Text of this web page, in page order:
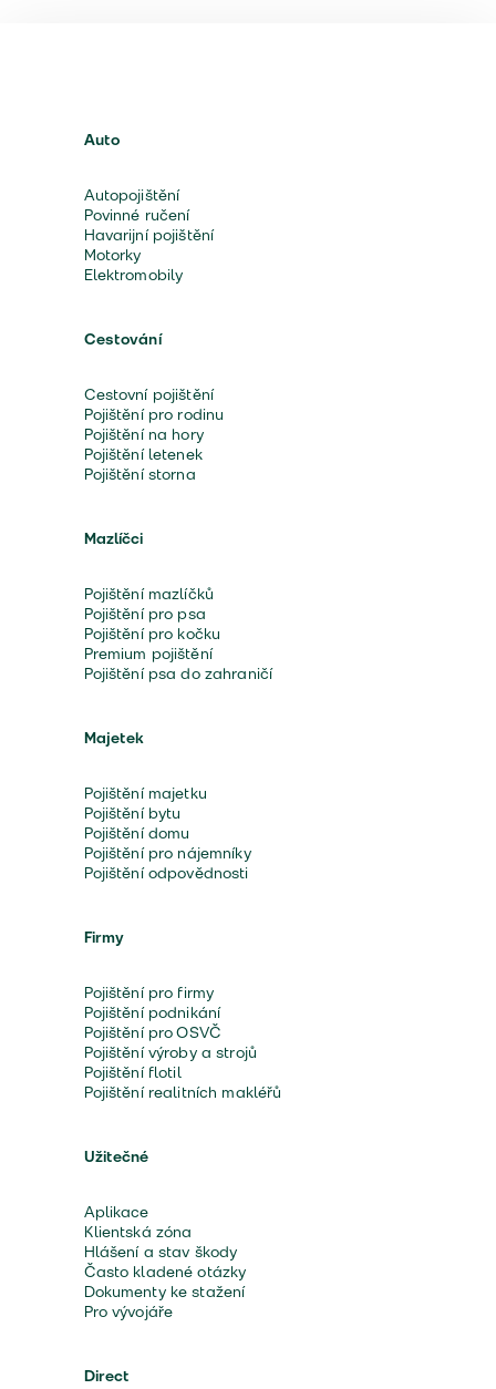
Auto
Autopojištění
Povinné ručení
Havarijní pojištění
Motorky
Elektromobily
Cestování
Cestovní pojištění
Pojištění pro rodinu
Pojištění na hory
Pojištění letenek
Pojištění storna
Mazlíčci
Pojištění mazlíčků
Pojištění pro psa
Pojištění pro kočku
Premium pojištění
Pojištění psa do zahraničí
Majetek
Pojištění majetku
Pojištění bytu
Pojištění domu
Pojištění pro nájemníky
Pojištění odpovědnosti
Firmy
Pojištění pro firmy
Pojištění podnikání
Pojištění pro OSVČ
Pojištění výroby a strojů
Pojištění flotil
Pojištění realitních makléřů
Užitečné
Aplikace
Klientská zóna
Hlášení a stav škody
Často kladené otázky
Dokumenty ke stažení
Pro vývojáře
Direct